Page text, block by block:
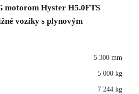
motorom Hyster H5.0FTS
vozíky s plynovým
5 300 mm
5 000 kg
7 244 kg